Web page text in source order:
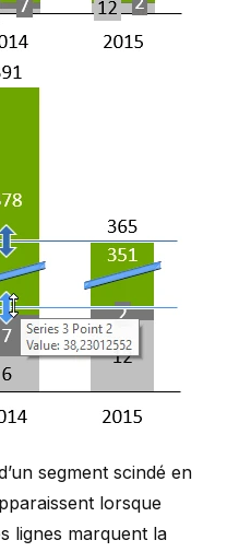
segment scindé en
lorsque
lignes marquent la